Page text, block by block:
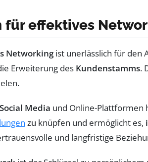
für effektives
Networkingist unerlässlich für den
Erweiterung des Kundenstamms.
Media und Online-Plattformen
zu knüpfen und ermöglicht es,
und langfristige